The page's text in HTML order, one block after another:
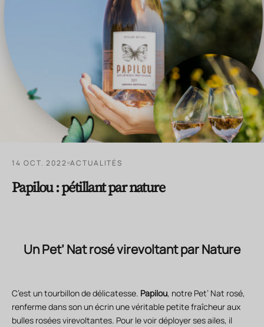
14 OCT. 2022 ACTUALITÉS
Papilou : pétillant par nature
Un Pet’ Nat rosé virevoltant par Nature
C’est un tourbillon de délicatesse. Papilou, notre Pet’ Nat rosé,
renferme dans son un écrin une véritable petite fraîcheur aux
bulles rosées virevoltantes. Pour le voir déployer ses ailes, il